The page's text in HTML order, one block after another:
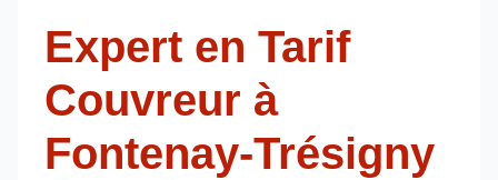
Expert en Tarif
Couvreur à
Fontenay-Trésigny